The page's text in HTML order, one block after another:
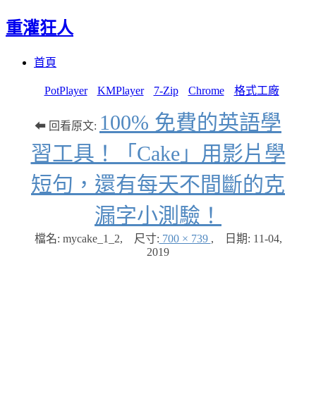
重灌狂人
首頁
PotPlayer KMPlayer 7-Zip Chrome 格式工廠
⬅ 回看原文: 100% 免費的英語學
習工具！「Cake」用影片學
短句，還有每天不間斷的克
漏字小測驗！
檔名: mycake_1_2, 尺寸: 700 × 739 , 日期: 11-04,
2019